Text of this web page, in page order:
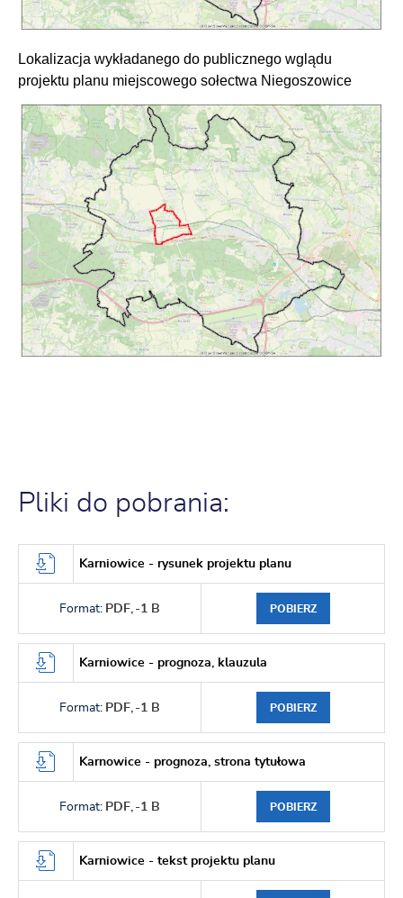
Lokalizacja wykładanego do publicznego wglądu
projektu planu miejscowego sołectwa Niegoszowice
Pliki do pobrania:
Karniowice - rysunek projektu planu
Format: PDF, -1 B POBIERZ
Karniowice - prognoza, klauzula
Format: PDF, -1 B POBIERZ
Karnowice - prognoza, strona tytułowa
Format: PDF, -1 B POBIERZ
Karniowice - tekst projektu planu